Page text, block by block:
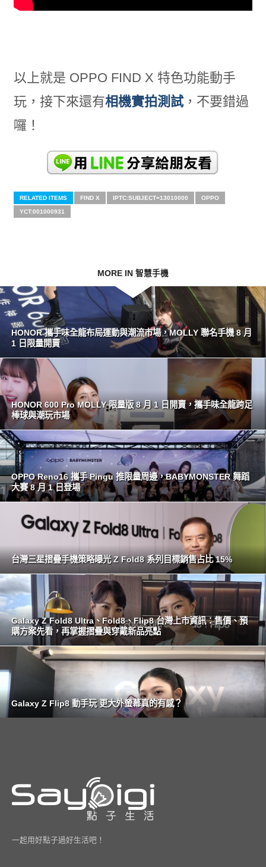
以上就是 OPPO FIND X 特色功能動手
玩，接下來還有相機實拍測試，不要錯過
囉！
RELATED ITEMS FIND X IPTC:SUBJECT=13010000 OPPO
YCT:001000931
MORE IN 智慧手機
HONOR 攜手味全龍布局運動與潮流市場，MOLLY 聯名手機 8 月
1 日限量開賣
HONOR 600 Pro MOLLY 限量版 8 月 1 日開賣，攜手味全龍跨足
棒球與潮玩市場
OPPO Reno16 攜手 Pingu 推限量周邊，BABYMONSTER 舞蹈
大賽 8 月 1 日登場
台灣三星摺疊手機策略曝光 Z Fold8 系列目標銷售占比 15%
Galaxy Z Fold8 Ultra、Fold8、Flip8 台灣上市資訊：售價、預
購方案先看，再掌握摺疊與穿戴新品亮點
Galaxy Z Flip8 動手玩 更大外螢幕真的有感？
一起用好點子過好生活吧！